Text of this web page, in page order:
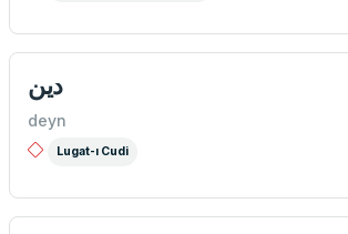
دین
deyn
Lugat-ı Cudi